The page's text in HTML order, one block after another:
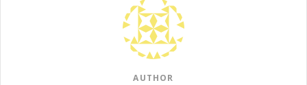
AUTHOR